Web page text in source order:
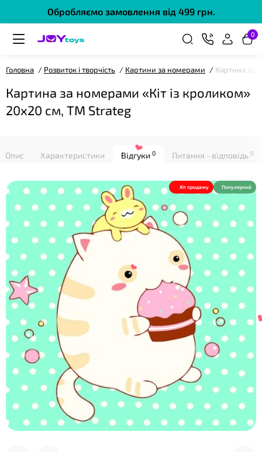
Обробляємо замовлення від 499 грн.
0
Головна Розвиток і творчість Картини за номерами Картина за
Картина за номерами «Кіт із кроликом»
20х20 см, ТМ Strateg
Опис Характеристики Відгуки 0 Питання - відповідь 0
Хіт продажу Популярний
❤
❤